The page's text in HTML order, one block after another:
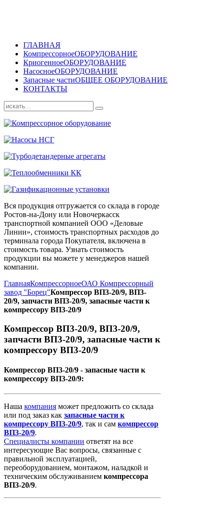
ГЛАВНАЯ
КомпрессорноеОБОРУДОВАНИЕ
КриогенноеОБОРУДОВАНИЕ
НасосноеОБОРУДОВАНИЕ
Запасные частиОБЩЕЕ ОБОРУДОВАНИЕ
КОНТАКТЫ
Вся продукция отгружается со склада в городе
Ростов-на-Дону или Новочеркасск
транспортной компанией ООО «Деловые
Линии», стоимость транспортных расходов до
терминала города Покупателя, включена в
стоимость товара. Узнать стоимость
продукции вы можете у менеджеров нашей
компании.
ГлавнаяКомпрессорноеОАО Компрессорный
завод "Борец"Компрессор ВП3-20/9, ВП3-
20/9, запчасти ВП3-20/9, запасные части к
компрессору ВП3-20/9
Компрессор ВП3-20/9, ВП3-20/9,
запчасти ВП3-20/9, запасные части к
компрессору ВП3-20/9
Компрессор ВП3-20/9 - запасные части к
компрессору ВП3-20/9:
Наша компания может предложить со склада
или под заказ как запасные части к
компрессору ВП3-20/9, так и сам компрессор
ВП3-20/9.
Специалисты компании ответят на все
интересующие Вас вопросы, связанные с
правильной эксплуатацией,
переоборудованием, монтажом, наладкой и
техническим обслуживанием компрессора
ВП3-20/9.